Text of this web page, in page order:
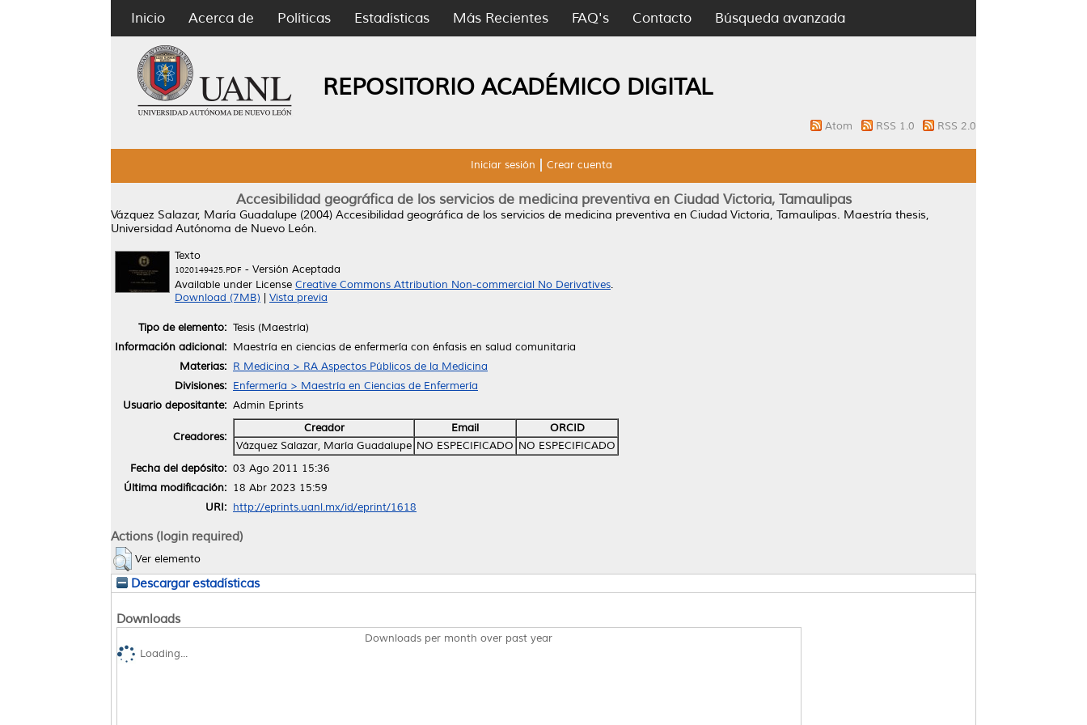
Inicio Acerca de Políticas Estadísticas Más Recientes FAQ's Contacto Búsqueda avanzada
REPOSITORIO ACADÉMICO DIGITAL
Atom RSS 1.0 RSS 2.0
Iniciar sesión Crear cuenta
Accesibilidad geográfica de los servicios de medicina preventiva en Ciudad Victoria, Tamaulipas
Vázquez Salazar, María Guadalupe (2004) Accesibilidad geográfica de los servicios de medicina preventiva en Ciudad Victoria, Tamaulipas. Maestría thesis,
Universidad Autónoma de Nuevo León.
Texto
1020149425.PDF - Versión Aceptada
Available under License Creative Commons Attribution Non-commercial No Derivatives.
Download (7MB)
Vista previa
Tipo de elemento: Tesis (Maestría)
Información adicional: Maestría en ciencias de enfermería con énfasis en salud comunitaria
Materias: R Medicina > RA Aspectos Públicos de la Medicina
Divisiones: Enfermería > Maestría en Ciencias de Enfermería
Usuario depositante: Admin Eprints
Creadores:
Creador Email
ORCID
Vázquez Salazar, María Guadalupe NO ESPECIFICADO NO ESPECIFICADO
Fecha del depósito: 03 Ago 2011 15:36
Última modificación: 18 Abr 2023 15:59
URI: http://eprints.uanl.mx/id/eprint/1618
Actions (login required)
Ver elemento
Descargar estadísticas
Downloads
Downloads per month over past year
Loading...